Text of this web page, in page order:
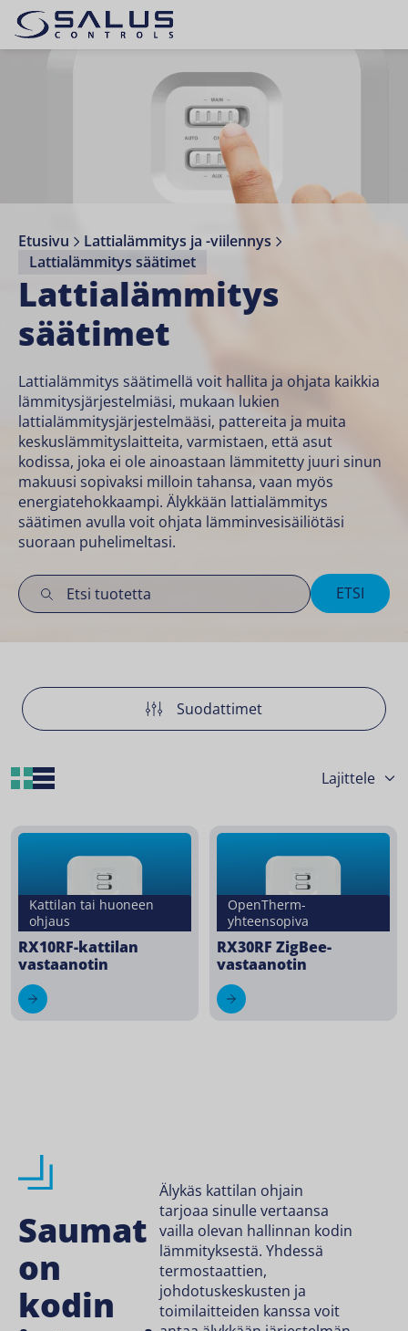
Etusivu
Lattialämmitys ja -viilennys
Lattialämmitys säätimet
Lattialämmitys
säätimet
Lattialämmitys säätimellä voit hallita ja ohjata kaikkia
lämmitysjärjestelmiäsi, mukaan lukien
lattialämmitysjärjestelmääsi, pattereita ja muita
keskuslämmityslaitteita, varmistaen, että asut
kodissa, joka ei ole ainoastaan lämmitetty juuri sinun
makuusi sopivaksi milloin tahansa, vaan myös
energiatehokkaampi. Älykkään lattialämmitys
säätimen avulla voit ohjata lämminvesisäiliötäsi
suoraan puhelimeltasi.
ETSI
Suodattimet
Grid Layout
Kattilan tai huoneen
ohjaus
RX10RF-kattilan
vastaanotin
OpenTherm-
yhteensopiva
RX30RF ZigBee-
vastaanotin
Saumat
on
kodin
Älykäs kattilan ohjain
tarjoaa sinulle vertaansa
vailla olevan hallinnan kodin
lämmityksestä. Yhdessä
termostaattien,
johdotuskeskusten ja
toimilaitteiden kanssa voit